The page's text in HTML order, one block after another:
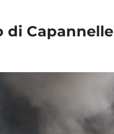
di Capannelle